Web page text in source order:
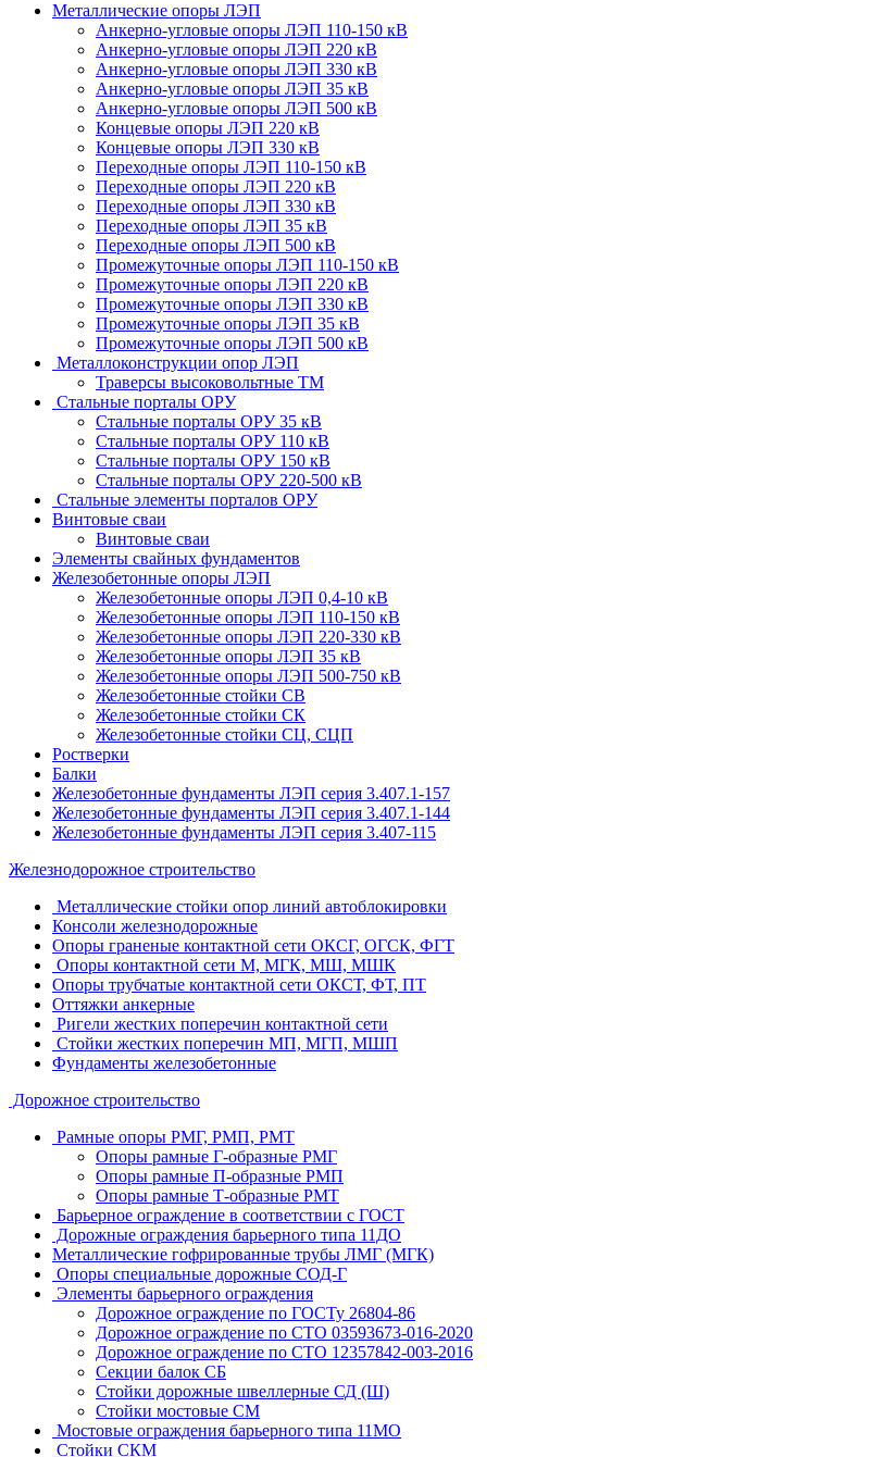
Металлические опоры ЛЭП
Анкерно-угловые опоры ЛЭП 110-150 кВ
Анкерно-угловые опоры ЛЭП 220 кВ
Анкерно-угловые опоры ЛЭП 330 кВ
Анкерно-угловые опоры ЛЭП 35 кВ
Анкерно-угловые опоры ЛЭП 500 кВ
Концевые опоры ЛЭП 220 кВ
Концевые опоры ЛЭП 330 кВ
Переходные опоры ЛЭП 110-150 кВ
Переходные опоры ЛЭП 220 кВ
Переходные опоры ЛЭП 330 кВ
Переходные опоры ЛЭП 35 кВ
Переходные опоры ЛЭП 500 кВ
Промежуточные опоры ЛЭП 110-150 кВ
Промежуточные опоры ЛЭП 220 кВ
Промежуточные опоры ЛЭП 330 кВ
Промежуточные опоры ЛЭП 35 кВ
Промежуточные опоры ЛЭП 500 кВ
Металлоконструкции опор ЛЭП
Траверсы высоковольтные ТМ
Стальные порталы ОРУ
Стальные порталы ОРУ 35 кВ
Стальные порталы ОРУ 110 кВ
Стальные порталы ОРУ 150 кВ
Стальные порталы ОРУ 220-500 кВ
Стальные элементы порталов ОРУ
Винтовые сваи
Винтовые сваи
Элементы свайных фундаментов
Железобетонные опоры ЛЭП
Железобетонные опоры ЛЭП 0,4-10 кВ
Железобетонные опоры ЛЭП 110-150 кВ
Железобетонные опоры ЛЭП 220-330 кВ
Железобетонные опоры ЛЭП 35 кВ
Железобетонные опоры ЛЭП 500-750 кВ
Железобетонные стойки СВ
Железобетонные стойки СК
Железобетонные стойки СЦ, СЦП
Ростверки
Балки
Железобетонные фундаменты ЛЭП серия 3.407.1-157
Железобетонные фундаменты ЛЭП серия 3.407.1-144
Железобетонные фундаменты ЛЭП серия 3.407-115
Железнодорожное строительство
Металлические стойки опор линий автоблокировки
Консоли железнодорожные
Опоры граненые контактной сети ОКСГ, ОГСК, ФГТ
Опоры контактной сети М, МГК, МШ, МШК
Опоры трубчатые контактной сети ОКСТ, ФТ, ПТ
Оттяжки анкерные
Ригели жестких поперечин контактной сети
Стойки жестких поперечин МП, МГП, МШП
Фундаменты железобетонные
Дорожное строительство
Рамные опоры РМГ, РМП, РМТ
Опоры рамные Г-образные РМГ
Опоры рамные П-образные РМП
Опоры рамные Т-образные РМТ
Барьерное ограждение в соответствии с ГОСТ
Дорожные ограждения барьерного типа 11ДО
Металлические гофрированные трубы ЛМГ (МГК)
Опоры специальные дорожные СОД-Г
Элементы барьерного ограждения
Дорожное ограждение по ГОСТу 26804-86
Дорожное ограждение по СТО 03593673-016-2020
Дорожное ограждение по СТО 12357842-003-2016
Секции балок СБ
Стойки дорожные швеллерные СД (Ш)
Стойки мостовые СМ
Мостовые ограждения барьерного типа 11МО
Стойки СКМ